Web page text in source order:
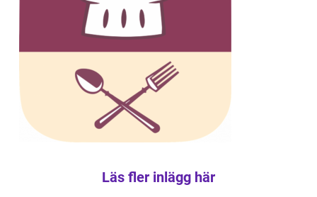
Läs fler inlägg här